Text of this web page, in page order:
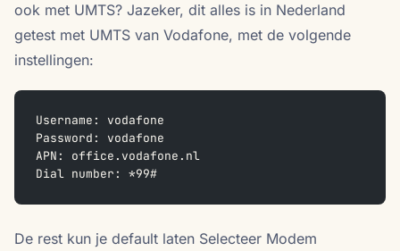
ook met UMTS? Jazeker, dit alles is in Nederland
getest met UMTS van Vodafone, met de volgende
instellingen:
Username: vodafone
Password: vodafone
APN: office.vodafone.nl
Dial number: *99#
De rest kun je default laten Selecteer Modem